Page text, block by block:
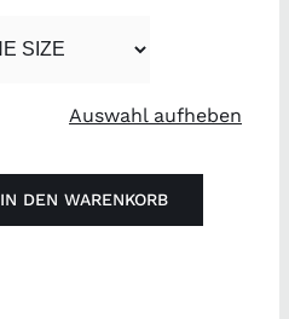
Auswahl aufheben
IN DEN WARENKORB